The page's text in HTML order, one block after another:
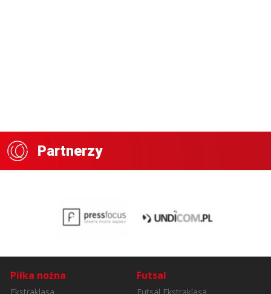
Partnerzy
Piłka nożna Futsal